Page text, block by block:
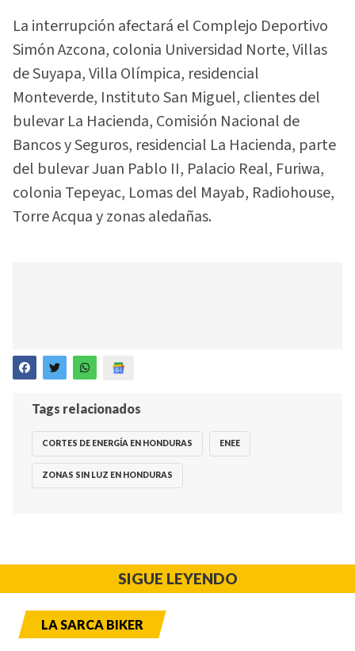
La interrupción afectará el Complejo Deportivo
Simón Azcona, colonia Universidad Norte, Villas
de Suyapa, Villa Olímpica, residencial
Monteverde, Instituto San Miguel, clientes del
bulevar La Hacienda, Comisión Nacional de
Bancos y Seguros, residencial La Hacienda, parte
del bulevar Juan Pablo II, Palacio Real, Furiwa,
colonia Tepeyac, Lomas del Mayab, Radiohouse,
Torre Acqua y zonas aledañas.
Tags relacionados
CORTES DE ENERGÍA EN HONDURAS ENEE
ZONAS SIN LUZ EN HONDURAS
SIGUE LEYENDO
LA SARCA BIKER